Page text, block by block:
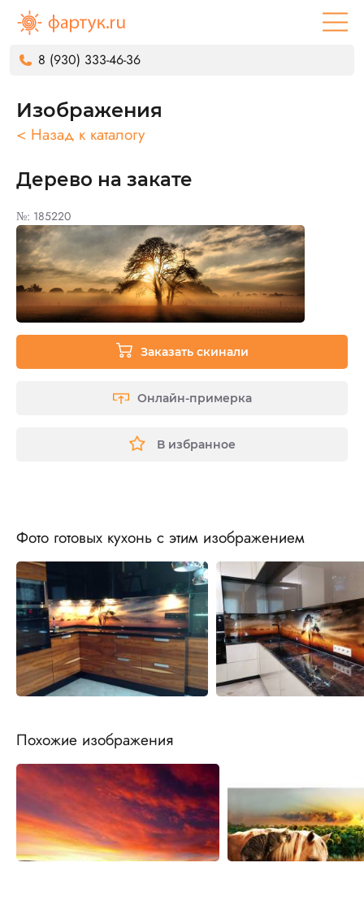
8 (930) 333-46-36
Изображения
< Назад к каталогу
Дерево на закате
№: 185220
Заказать скинали
Онлайн-примерка
В избранное
Фото готовых кухонь с этим изображением
Похожие изображения